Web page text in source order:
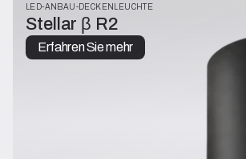
LED-ANBAU-DECKENLEUCHTE
Stellar β R2
Erfahren Sie mehr